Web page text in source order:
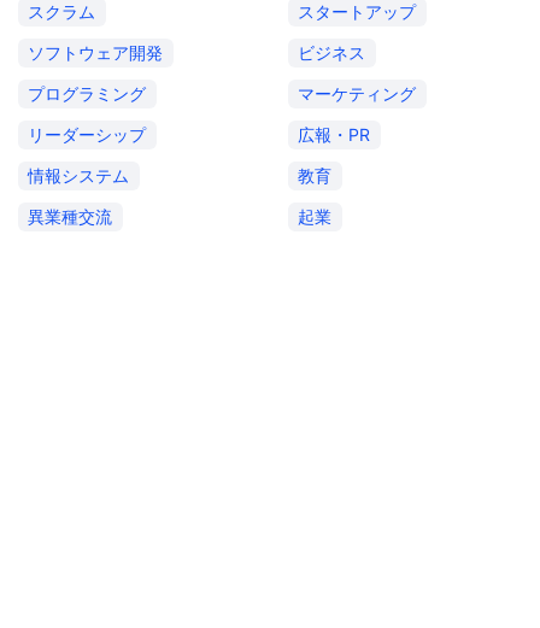
スクラム
スタートアップ
ソフトウェア開発
ビジネス
プログラミング
マーケティング
リーダーシップ
広報・PR
情報システム
教育
異業種交流
起業